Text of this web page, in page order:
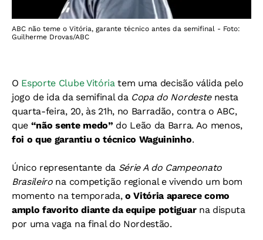
ABC não teme o Vitória, garante técnico antes da semifinal - Foto:
Guilherme Drovas/ABC
O Esporte Clube Vitóriatem uma decisão válida pelo
jogo de ida da semifinal da Copa do Nordestenesta
quarta-feira, 20, às 21h, no Barradão, contra o ABC,
que “não sente medo” do Leão da Barra. Ao menos,
foi o que garantiu o técnico Waguininho.
Único representante da Série A do Campeonato
Brasileirona competição regional e vivendo um bom
momento na temporada, o Vitória aparece como
amplo favorito diante da equipe potiguarna disputa
por uma vaga na final do Nordestão.